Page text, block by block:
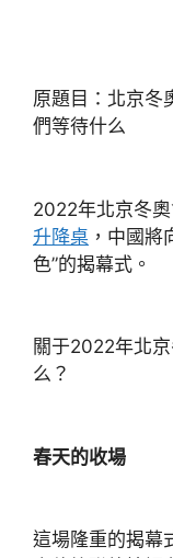
原題目：北京冬
們等待什么
2022年北京冬
升降桌 ，中國將
色”的揭幕式。
關于2022年北
么？
春天的收場
這場隆重的揭幕